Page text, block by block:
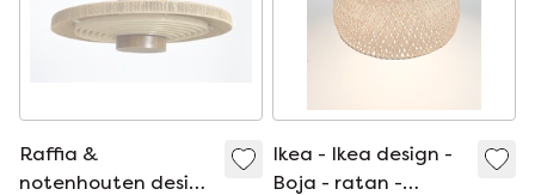
Raffia &
notenhouten design
Ikea - Ikea design -
Boja - ratan -